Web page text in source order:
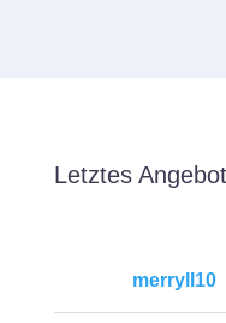
Letztes Angebot
merryll10